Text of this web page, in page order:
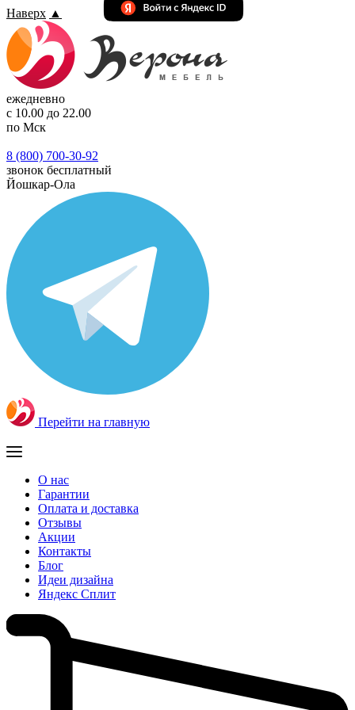
Наверх ▲
ежедневно
с 10.00 до 22.00
по Мск
8 (800) 700-30-92
звонок бесплатный
Йошкар-Ола
Перейти на главную
О нас
Гарантии
Оплата и доставка
Отзывы
Акции
Контакты
Блог
Идеи дизайна
Яндекс Сплит